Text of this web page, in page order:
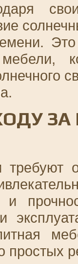
требуют
и
простых